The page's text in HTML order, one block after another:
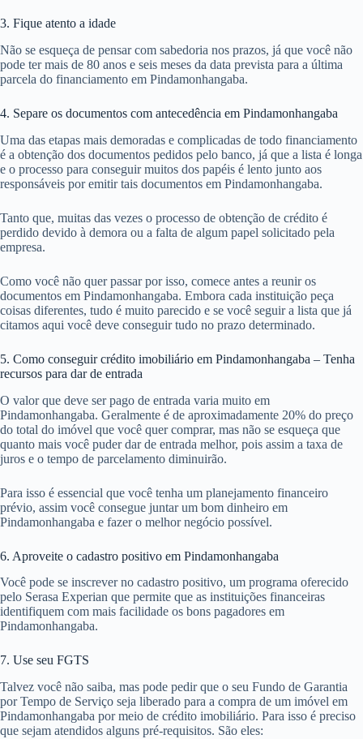
3. Fique atento a idade
Não se esqueça de pensar com sabedoria nos prazos, já que você não
pode ter mais de 80 anos e seis meses da data prevista para a última
parcela do financiamento em Pindamonhangaba.
4. Separe os documentos com antecedência em Pindamonhangaba
Uma das etapas mais demoradas e complicadas de todo financiamento
é a obtenção dos documentos pedidos pelo banco, já que a lista é longa
e o processo para conseguir muitos dos papéis é lento junto aos
responsáveis por emitir tais documentos em Pindamonhangaba.
Tanto que, muitas das vezes o processo de obtenção de crédito é
perdido devido à demora ou a falta de algum papel solicitado pela
empresa.
Como você não quer passar por isso, comece antes a reunir os
documentos em Pindamonhangaba. Embora cada instituição peça
coisas diferentes, tudo é muito parecido e se você seguir a lista que já
citamos aqui você deve conseguir tudo no prazo determinado.
5. Como conseguir crédito imobiliário em Pindamonhangaba – Tenha
recursos para dar de entrada
O valor que deve ser pago de entrada varia muito em
Pindamonhangaba. Geralmente é de aproximadamente 20% do preço
do total do imóvel que você quer comprar, mas não se esqueça que
quanto mais você puder dar de entrada melhor, pois assim a taxa de
juros e o tempo de parcelamento diminuirão.
Para isso é essencial que você tenha um planejamento financeiro
prévio, assim você consegue juntar um bom dinheiro em
Pindamonhangaba e fazer o melhor negócio possível.
6. Aproveite o cadastro positivo em Pindamonhangaba
Você pode se inscrever no cadastro positivo, um programa oferecido
pelo Serasa Experian que permite que as instituições financeiras
identifiquem com mais facilidade os bons pagadores em
Pindamonhangaba.
7. Use seu FGTS
Talvez você não saiba, mas pode pedir que o seu Fundo de Garantia
por Tempo de Serviço seja liberado para a compra de um imóvel em
Pindamonhangaba por meio de crédito imobiliário. Para isso é preciso
que sejam atendidos alguns pré-requisitos. São eles: